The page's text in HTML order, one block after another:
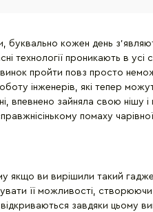
буквально кожен день
технології проникають в
пройти повз просто
інженерів, які тепер
впевнено зайняла свою
помаху
ви вирішили такий
її можливості,
завдяки